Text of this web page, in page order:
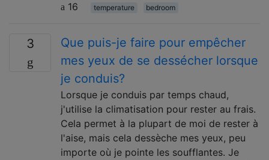
16
temperature bedroom
3
Que puis-je faire pour empêcher
mes yeux de se dessécher lorsque
je conduis?
Lorsque je conduis par temps chaud,
j'utilise la climatisation pour rester au frais.
Cela permet à la plupart de moi de rester à
l'aise, mais cela dessèche mes yeux, peu
importe où je pointe les soufflantes. Je